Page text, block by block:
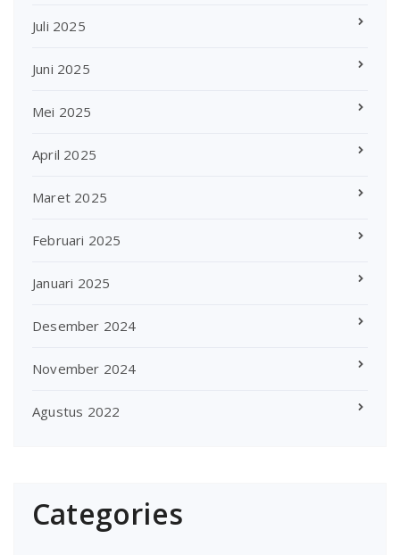
Juli 2025
Juni 2025
Mei 2025
April 2025
Maret 2025
Februari 2025
Januari 2025
Desember 2024
November 2024
Agustus 2022
Categories